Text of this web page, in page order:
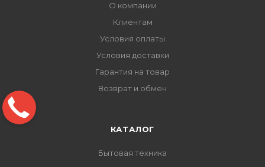
О компании
Клиентам
Условия оплаты
Условия доставки
Гарантия на товар
Возврат и обмен
КАТАЛОГ
Бытовая техника